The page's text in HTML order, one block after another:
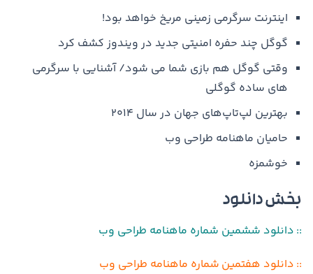
اینترنت سرگرمی زمینی مریخ خواهد بود!
گوگل چند حفره امنیتی جدید در ویندوز کشف کرد
وقتی گوگل هم بازی شما می شود/ آشنایی با سرگرمی
های ساده گوگلی
بهترین لپ‌تاپ‌های جهان در سال ۲۰۱۴
حامیان ماهنامه طراحی وب
خوشمزه
بخش دانلود
:: دانلود ششمین شماره ماهنامه طراحی وب
:: دانلود هفتمین شماره ماهنامه طراحی وب